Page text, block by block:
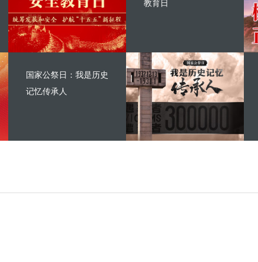
教育日
国家公祭日：我是历史
记忆传承人